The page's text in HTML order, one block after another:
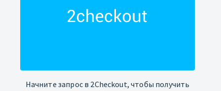
Начните запрос в 2Checkout, чтобы получить